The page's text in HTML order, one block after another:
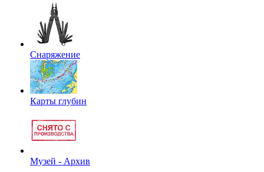
Снаряжение
Карты глубин
Музей - Архив